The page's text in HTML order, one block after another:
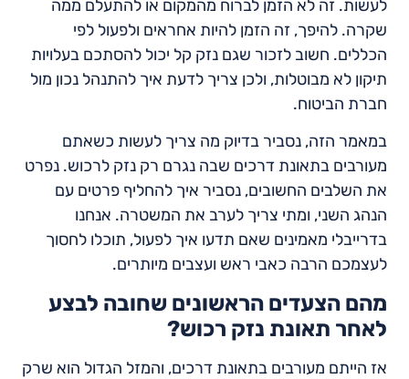
לעשות. זה לא הזמן לברוח מהמקום או להתעלם ממה
שקרה. להיפך, זה הזמן להיות אחראים ולפעול לפי
הכללים. חשוב לזכור שגם נזק קל יכול להסתכם בעלויות
תיקון לא מבוטלות, ולכן צריך לדעת איך להתנהל נכון מול
חברת הביטוח.
במאמר הזה, נסביר בדיוק מה צריך לעשות כשאתם
מעורבים בתאונת דרכים שבה נגרם רק נזק לרכוש. נפרט
את השלבים החשובים, נסביר איך להחליף פרטים עם
הנהג השני, ומתי צריך לערב את המשטרה. אנחנו
בדרייבלי מאמינים שאם תדעו איך לפעול, תוכלו לחסוך
לעצמכם הרבה כאבי ראש ועצבים מיותרים.
מהם הצעדים הראשונים שחובה לבצע
לאחר תאונת נזק רכוש?
אז הייתם מעורבים בתאונת דרכים, והמזל הגדול הוא שרק